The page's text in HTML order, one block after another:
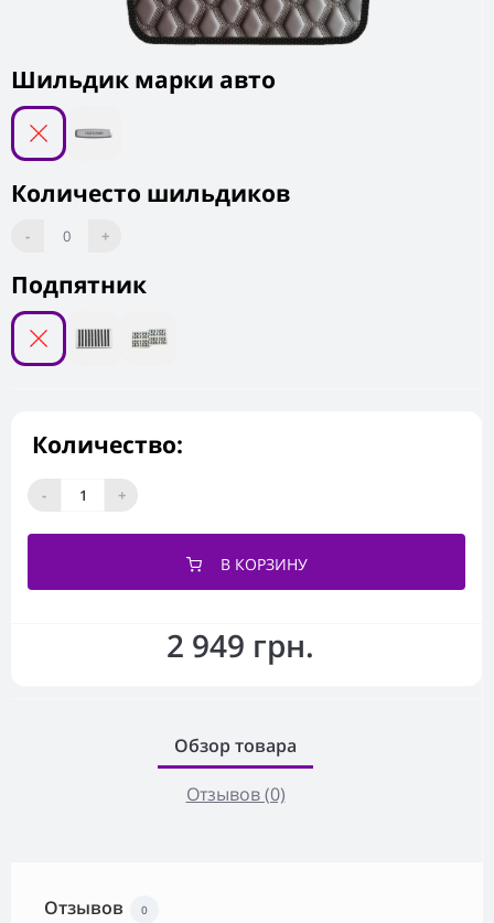
2 949 грн.
Подпятник
Шильдик марки авто
Количесто шильдиков
- 0 +
Количество:
- +
В КОРЗИНУ
Обзор товара
Отзывов (0)
Отзывов 0